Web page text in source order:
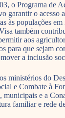
o Programa de
garantir o acesso
às populações
também
aos
para que sejam
a inclusão
ministérios do
e Combate à
municipais e a
familiar e rede